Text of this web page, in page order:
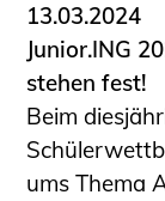
13.03.2024
Junior.ING
stehen fest!
Beim
ums Thema